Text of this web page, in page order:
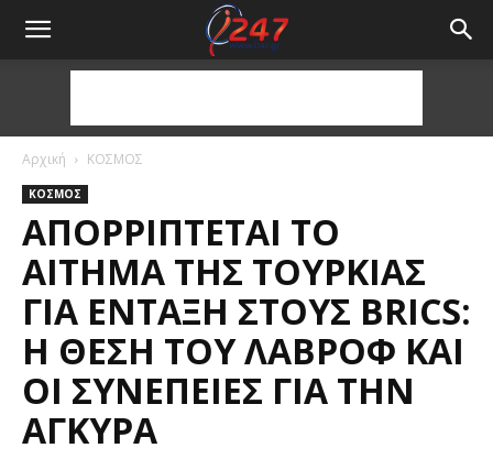
Αρχική ΚΟΣΜΟΣ
ΚΟΣΜΟΣ
ΑΠΟΡΡΊΠΤΕΤΑΙ ΤΟ
ΑΊΤΗΜΑ ΤΗΣ ΤΟΥΡΚΊΑΣ
ΓΙΑ ΈΝΤΑΞΗ ΣΤΟΥΣ BRICS:
Η ΘΈΣΗ ΤΟΥ ΛΑΒΡΌΦ ΚΑΙ
ΟΙ ΣΥΝΈΠΕΙΕΣ ΓΙΑ ΤΗΝ
ΆΓΚΥΡΑ